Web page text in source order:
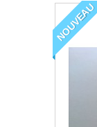
NOUVEAU